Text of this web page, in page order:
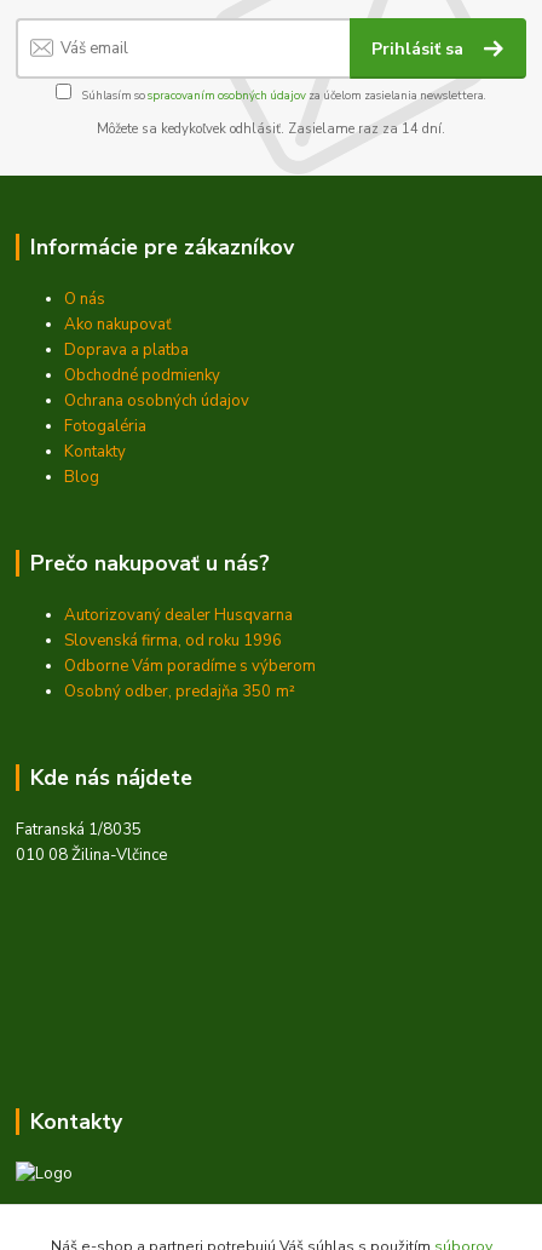
Prihlásiť sa
Súhlasím sospracovaním osobných údajov za účelom zasielania newslettera.
Môžete sa kedykoľvek odhlásiť. Zasielame raz za 14 dní.
Informácie pre zákazníkov
O nás
Ako nakupovať
Doprava a platba
Obchodné podmienky
Ochrana osobných údajov
Fotogaléria
Kontakty
Blog
Prečo nakupovať u nás?
Autorizovaný dealer Husqvarna
Slovenská firma, od roku 1996
Odborne Vám poradíme s výberom
Osobný odber, predajňa 350 m²
Kde nás nájdete
Fatranská 1/8035
010 08 Žilina-Vlčince
Kontakty
Zákaznícka podpora daes.sk
+421 903 707 668